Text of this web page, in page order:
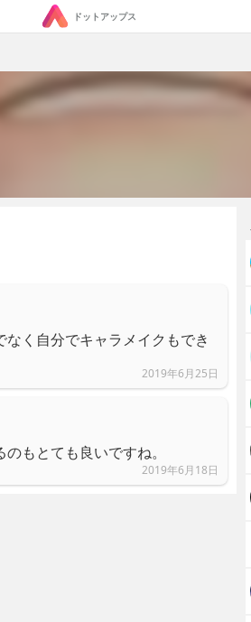
ドットアップス
く自分でキャラメイクもでき
2019年6月25日
もとても良いですね。
2019年6月18日